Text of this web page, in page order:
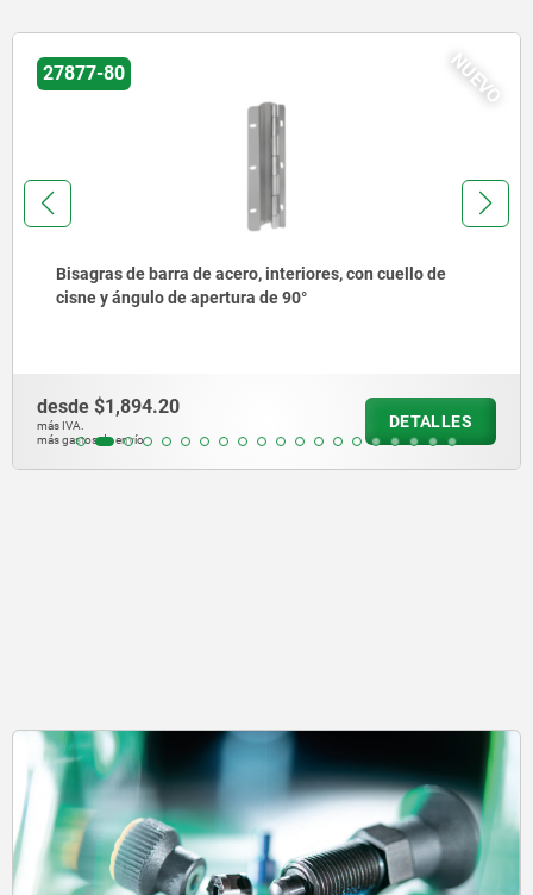
NUEVO
con cuello de
DETALLES
Soportes con bola oscilante
$1,171.80
más gastos de envío